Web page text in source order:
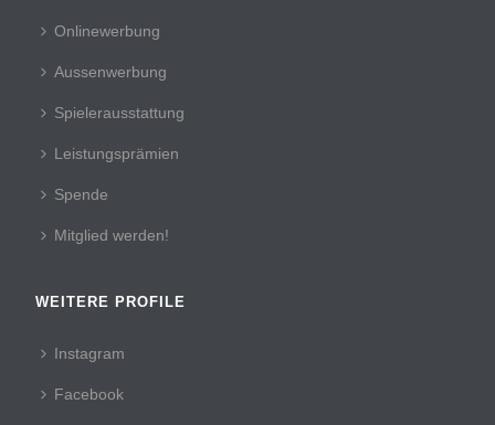
Onlinewerbung
Aussenwerbung
Spielerausstattung
Leistungsprämien
Spende
Mitglied werden!
WEITERE PROFILE
Instagram
Facebook